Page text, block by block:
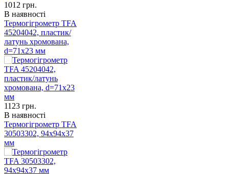
1012 грн.
В наявності
Термогігрометр TFA
45204042, пластик/
латунь хромована,
d=71х23 мм
1123 грн.
В наявності
Термогігрометр TFA
30503302, 94x94x37
мм